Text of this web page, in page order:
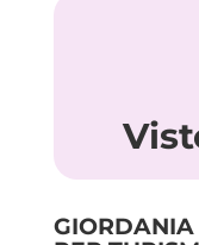
GIORDANIA